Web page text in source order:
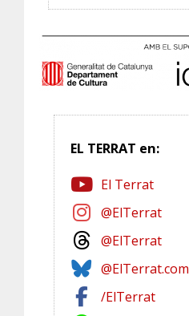
EL TERRAT en:
El Terrat
@ElTerrat
@ElTerrat
@ElTerrat.com
/ElTerrat